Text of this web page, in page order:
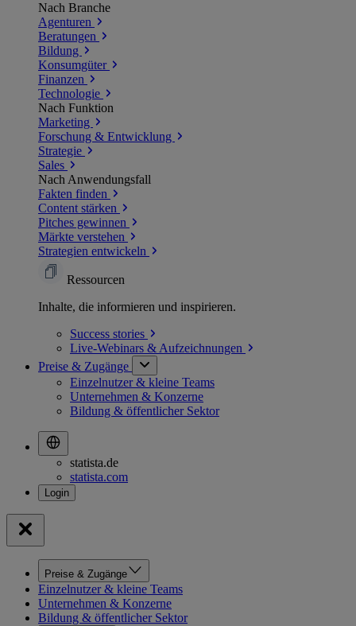
Nach Branche
Agenturen
Beratungen
Bildung
Konsumgüter
Finanzen
Technologie
Nach Funktion
Marketing
Forschung & Entwicklung
Strategie
Sales
Nach Anwendungsfall
Fakten finden
Content stärken
Pitches gewinnen
Märkte verstehen
Strategien entwickeln
Ressourcen
Inhalte, die informieren und inspirieren.
Success stories
Live-Webinars & Aufzeichnungen
Preise & Zugänge
Einzelnutzer & kleine Teams
Unternehmen & Konzerne
Bildung & öffentlicher Sektor
statista.de
statista.com
Preise & Zugänge
Einzelnutzer & kleine Teams
Unternehmen & Konzerne
Bildung & öffentlicher Sektor